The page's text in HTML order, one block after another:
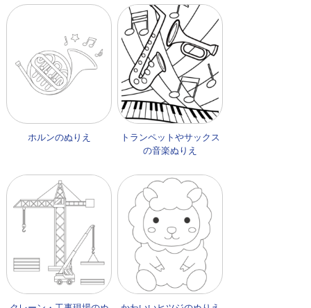
ホルンのぬりえ
トランペットやサックス
の音楽ぬりえ